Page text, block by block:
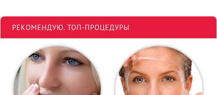
РЕКОМЕНДУЮ. ТОП-ПРОЦЕДУРЫ